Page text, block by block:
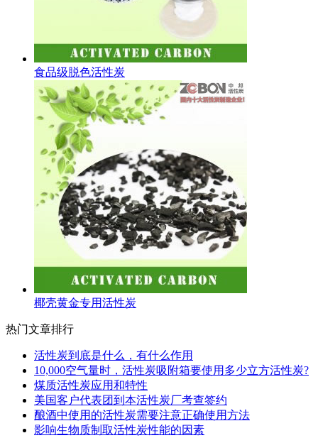
食品级脱色活性炭
椰壳黄金专用活性炭
热门文章排行
活性炭到底是什么，有什么作用
10,000空气量时，活性炭吸附箱要使用多少立方活性炭?
煤质活性炭应用和特性
美国客户代表团到本活性炭厂考查签约
酿酒中使用的活性炭需要注意正确使用方法
影响生物质制取活性炭性能的因素